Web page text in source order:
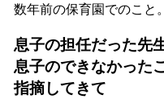
数年前の保育園でのこと。
息子の担任だった先
息子のできなかった
指摘してきて